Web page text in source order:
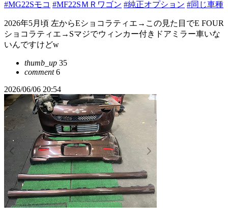
#MG22Sモコ #MF22SＭＲワゴン #純正オプション #同じ車種
2026年5月頃 左からEショコラティエ→この見た目でE FOUR
ショコラティエ→Sマジでウィンカー付きドアミラー車いな
いんですけどw
thumb_up 35
comment6
2026/06/06 20:54